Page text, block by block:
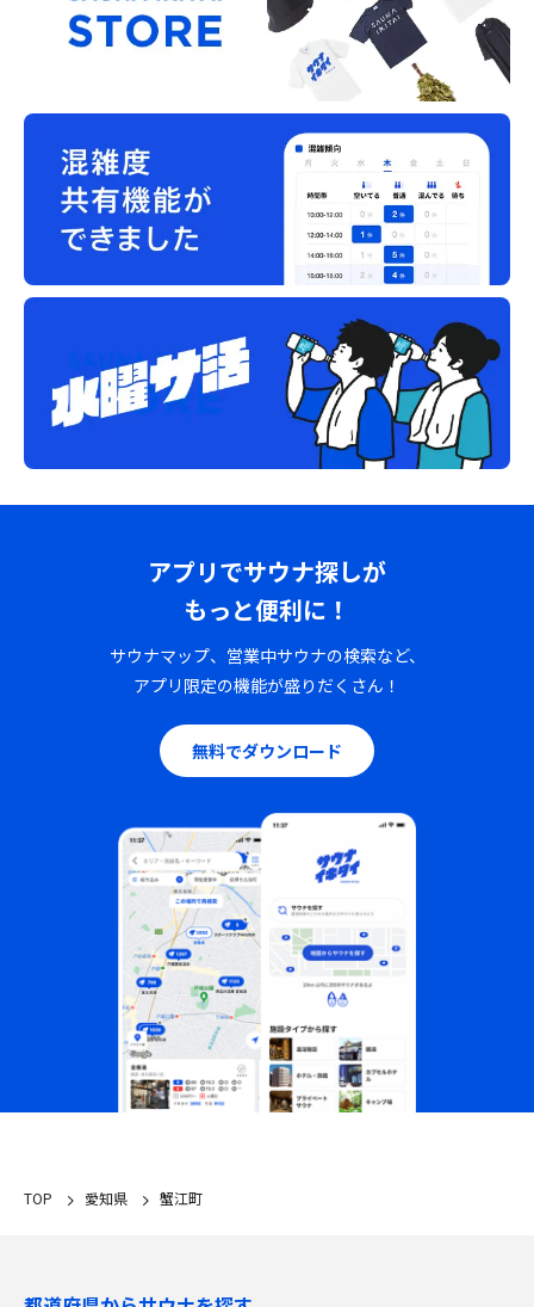
アプリでサウナ探しが
もっと便利に！
サウナマップ、営業中サウナの検索など、
アプリ限定の機能が盛りだくさん！
無料でダウンロード
TOP 愛知県 蟹江町